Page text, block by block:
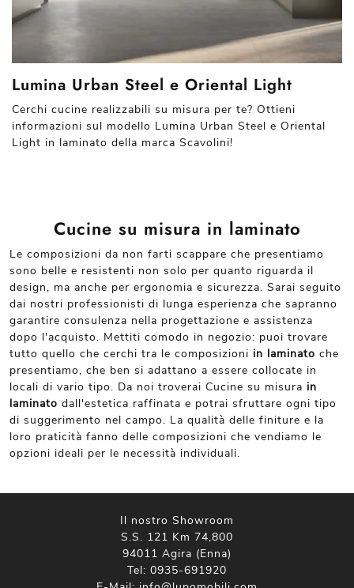
Lumina Urban Steel e Oriental Light
Cerchi cucine realizzabili su misura per te? Ottieni
informazioni sul modello Lumina Urban Steel e Oriental
Light in laminato della marca Scavolini!
Cucine su misura in laminato
Le composizioni da non farti scappare che presentiamo
sono belle e resistenti non solo per quanto riguarda il
design, ma anche per ergonomia e sicurezza. Sarai seguito
dai nostri professionisti di lunga esperienza che sapranno
garantire consulenza nella progettazione e assistenza
dopo l'acquisto. Mettiti comodo in negozio: puoi trovare
tutto quello che cerchi tra le composizioni in laminato che
presentiamo, che ben si adattano a essere collocate in
locali di vario tipo. Da noi troverai Cucine su misura in
laminato dall'estetica raffinata e potrai sfruttare ogni tipo
di suggerimento nel campo. La qualità delle finiture e la
loro praticità fanno delle composizioni che vendiamo le
opzioni ideali per le necessità individuali.
Il nostro Showroom
S.S. 121 Km 74,800
94011 Agira (Enna)
Tel: 0935-691920